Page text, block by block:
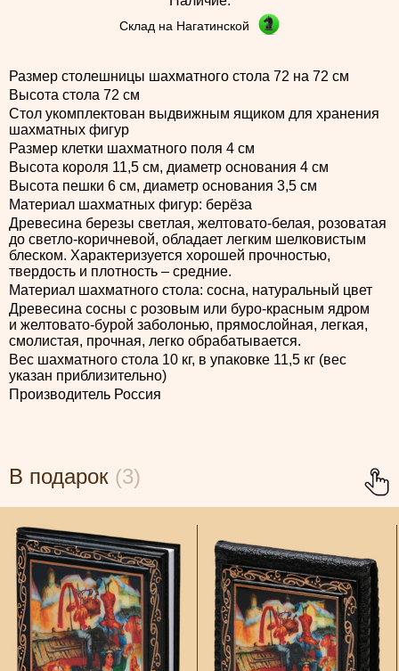
Склад на Нагатинской
Размер столешницы шахматного стола 72 на 72 см
Высота стола 72 см
Стол укомплектован выдвижным ящиком для хранения
шахматных фигур
Размер клетки шахматного поля 4 см
Высота короля 11,5 см, диаметр основания 4 см
Высота пешки 6 см, диаметр основания 3,5 см
Материал шахматных фигур: берёза
Древесина березы светлая, желтовато-белая, розоватая
до светло-коричневой, обладает легким шелковистым
блеском. Характеризуется хорошей прочностью,
твердость и плотность – средние.
Материал шахматного стола: сосна, натуральный цвет
Древесина сосны с розовым или буро-красным ядром
и желтовато-бурой заболонью, прямослойная, легкая,
смолистая, прочная, легко обрабатывается.
Вес шахматного стола 10 кг, в упаковке 11,5 кг (вес
указан приблизительно)
Производитель Россия
В подарок (3)